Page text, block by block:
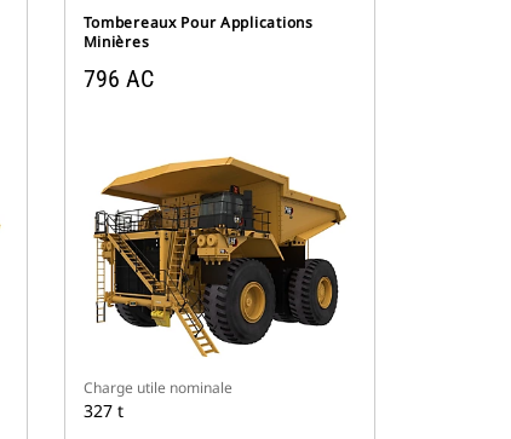
Tombereaux Pour Applications
Minières
796 AC
Charge utile nominale
327 t